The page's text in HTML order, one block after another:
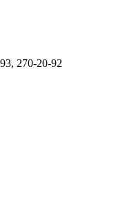
270-20-92